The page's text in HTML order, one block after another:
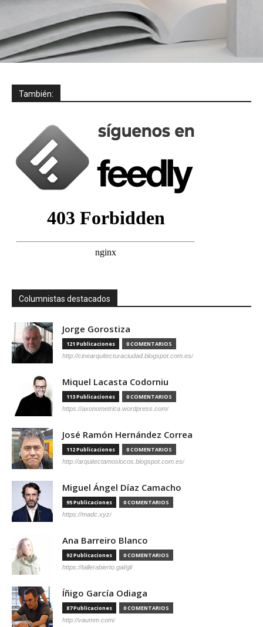
También:
Columnistas destacados
Jorge Gorostiza
121 Publicaciones 0 COMENTARIOS
http://cinearquitecturaciudad.blogspot.com.es/
Miquel Lacasta Codorniu
113 Publicaciones 0 COMENTARIOS
https://axonometrica.wordpress.com/
José Ramón Hernández Correa
112 Publicaciones 0 COMENTARIOS
http://arquitectamoslocos.blogspot.com.es/
Miguel Ángel Díaz Camacho
95 Publicaciones 0 COMENTARIOS
https://madc.xyz/
Ana Barreiro Blanco
92 Publicaciones 0 COMENTARIOS
https://tallerabierto.gal/gl/
Íñigo García Odiaga
87 Publicaciones 0 COMENTARIOS
http://vaumm.com/